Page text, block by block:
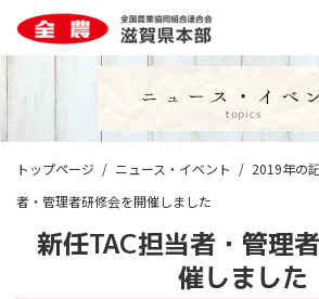
トップページ ニュース・イベント 2019年の
者・管理者研修会を開催しました
新任TAC担当者・管理
催しました